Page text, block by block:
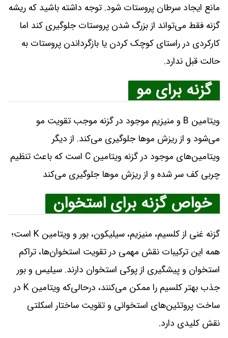
مانع ایجاد سرطان پروستات شود. توجه داشته باشید که ریشه
گزنه فقط می‌تواند از بزرگ شدن پروستات جلوگیری کند اما
کارکردی در راستای کوچک کردن یا بازگرداندن پروستات به
حالت قبل ندارد.
گزنه برای مو
ویتامین B و منیزیم موجود در گزنه موجب تقویت مو
می‌شود و از ریزش مو‌ها جلوگیری می‌کند. از دیگر
ویتامین‌های موجود در گزنه ویتامین C است که باعث تنظیم
چربی کف سر شده و از ریزش موها جلوگیری می‌کند
خواص گزنه برای استخوان‌
گزنه غنی از کلسیم، منیزیم، سیلیکون، بور و ویتامین K است؛
همه این ترکیبات نقش مهمی در تقویت استخوان‌ها، تراکم
استخوان و پیشگیری از پوکی استخوان دارند. سیلیس و بور
جذب بهتر کلسیم را ممکن می‌کنند، درحالی‌که ویتامین K در
ساخت پروتئین‌های استخوانی و تقویت ساختار اسکلتی
نقش کلیدی دارد.